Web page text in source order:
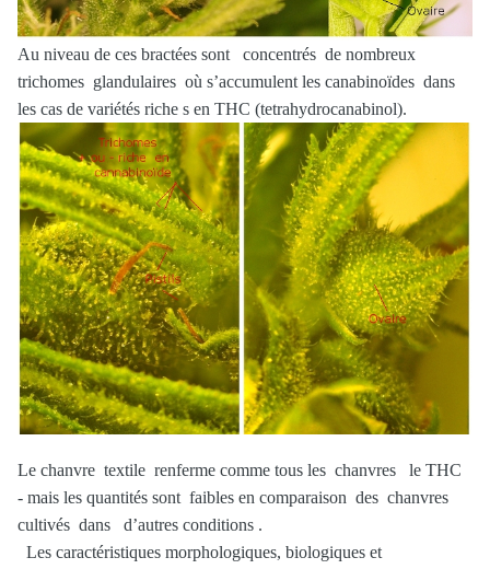
Au niveau de ces bractées sont concentrés de nombreux
trichomes glandulaires où s’accumulent les canabinoïdes dans
les cas de variétés riche s en THC (tetrahydrocanabinol).
Le chanvre textile renferme comme tous les chanvres le THC
- mais les quantités sont faibles en comparaison des chanvres
cultivés dans d’autres conditions .
Les caractéristiques morphologiques, biologiques et